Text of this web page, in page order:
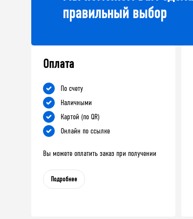
правильный выбор
Оплата
По счету
Наличными
Картой (по QR)
Онлайн по ссылке
Вы можете оплатить заказ при получении
Подробнее